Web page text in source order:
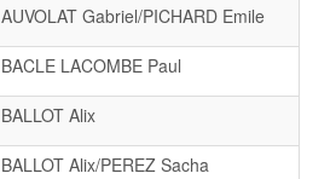
AUVOLAT Gabriel/PICHARD Emile
BACLE LACOMBE Paul
BALLOT Alix
BALLOT Alix/PEREZ Sacha